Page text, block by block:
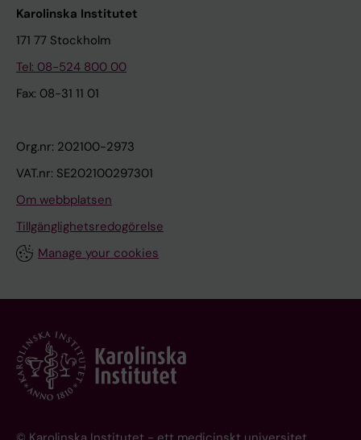
Karolinska Institutet
171 77 Stockholm
Tel: 08-524 800 00
Fax: 08-31 11 01
Org.nr: 202100-2973
VAT.nr: SE202100297301
Om webbplatsen
Tillgänglighetsredogörelse
Manage your cookies